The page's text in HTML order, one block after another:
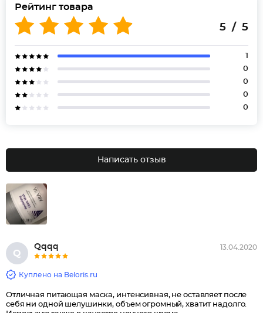
Рейтинг товара
5 / 5
1
0
0
0
0
Написать отзыв
Q
Qqqq 13.04.2020
Куплено на Beloris.ru
Отличная питающая маска, интенсивная, не оставляет после
себя ни одной шелушинки, объем огромный, хватит надолго.